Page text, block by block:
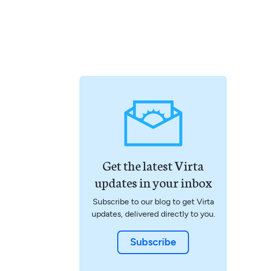
Get the latest Virta
updates in your inbox
Subscribe to our blog to get Virta
updates, delivered directly to you.
Subscribe